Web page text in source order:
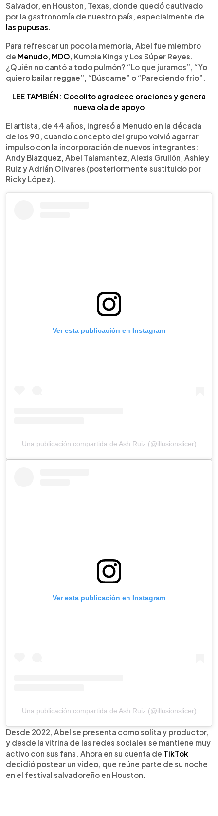
Salvador, en Houston, Texas, donde quedó cautivado
por la gastronomía de nuestro país, especialmente de
las pupusas.
Para refrescar un poco la memoria, Abel fue miembro
de Menudo, MDO, Kumbia Kings y Los Súper Reyes.
¿Quién no cantó a todo pulmón? “Lo que juramos”, “Yo
quiero bailar reggae”, “Búscame” o “Pareciendo frío”.
LEE TAMBIÉN: Cocolito agradece oraciones y genera
nueva ola de apoyo
El artista, de 44 años, ingresó a Menudo en la década
de los 90, cuando concepto del grupo volvió agarrar
impulso con la incorporación de nuevos integrantes:
Andy Blázquez, Abel Talamantez, Alexis Grullón, Ashley
Ruiz y Adrián Olivares (posteriormente sustituido por
Ricky López).
Ver esta publicación en Instagram
Una publicación compartida de Ash Ruiz (@illusionslicer)
Ver esta publicación en Instagram
Una publicación compartida de Ash Ruiz (@illusionslicer)
Desde 2022, Abel se presenta como solita y productor,
y desde la vitrina de las redes sociales se mantiene muy
activo con sus fans. Ahora en su cuenta de TikTok
decidió postear un video, que reúne parte de su noche
en el festival salvadoreño en Houston.